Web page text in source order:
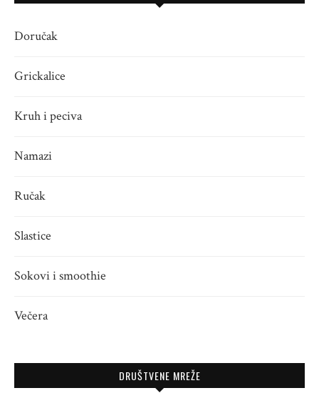
Doručak
Grickalice
Kruh i peciva
Namazi
Ručak
Slastice
Sokovi i smoothie
Večera
DRUŠTVENE MREŽE